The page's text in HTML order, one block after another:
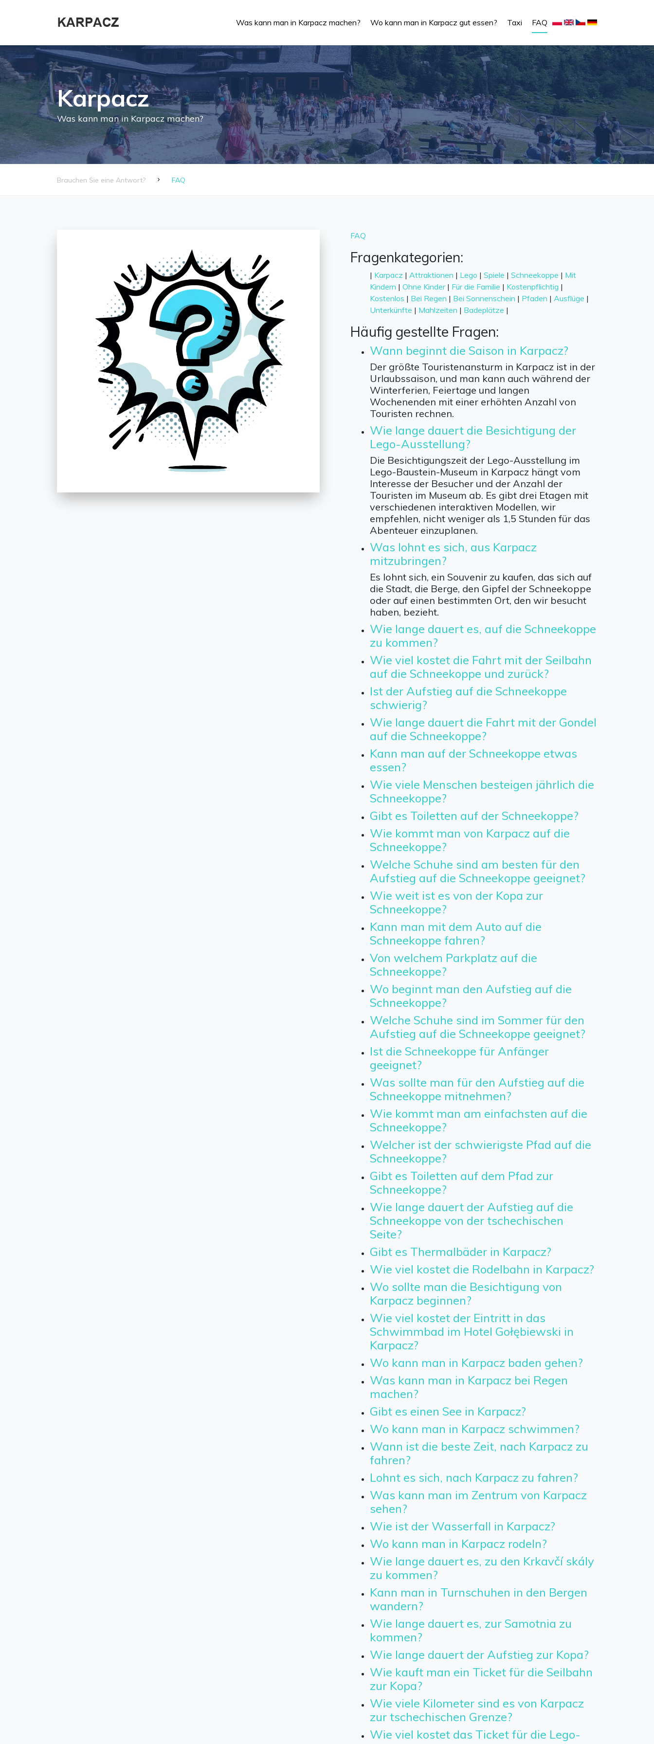
Was kann man in Karpacz machen? Wo kann man in Karpacz gut essen? Taxi FAQ
Karpacz
Was kann man in Karpacz machen?
Brauchen Sie eine Antwort? FAQ
FAQ
Fragenkategorien:
| Karpacz | Attraktionen | Lego | Spiele | Schneekoppe | Mit
Kindern | Ohne Kinder| Für die Familie | Kostenpflichtig |
Kostenlos | Bei Regen | Bei Sonnenschein | Pfaden | Ausflüge |
Unterkünfte | Mahlzeiten | Badeplätze |
Häufig gestellte Fragen:
Wann beginnt die Saison in Karpacz?
Der größte Touristenansturm in Karpacz ist in der
Urlaubssaison, und man kann auch während der
Winterferien, Feiertage und langen
Wochenenden mit einer erhöhten Anzahl von
Touristen rechnen.
Wie lange dauert die Besichtigung der
Lego-Ausstellung?
Die Besichtigungszeit der Lego-Ausstellung im
Lego-Baustein-Museum in Karpacz hängt vom
Interesse der Besucher und der Anzahl der
Touristen im Museum ab. Es gibt drei Etagen mit
verschiedenen interaktiven Modellen, wir
empfehlen, nicht weniger als 1,5 Stunden für das
Abenteuer einzuplanen.
Was lohnt es sich, aus Karpacz
mitzubringen?
Es lohnt sich, ein Souvenir zu kaufen, das sich auf
die Stadt, die Berge, den Gipfel der Schneekoppe
oder auf einen bestimmten Ort, den wir besucht
haben, bezieht.
Wie lange dauert es, auf die Schneekoppe
zu kommen?
Wie viel kostet die Fahrt mit der Seilbahn
auf die Schneekoppe und zurück?
Ist der Aufstieg auf die Schneekoppe
schwierig?
Wie lange dauert die Fahrt mit der Gondel
auf die Schneekoppe?
Kann man auf der Schneekoppe etwas
essen?
Wie viele Menschen besteigen jährlich die
Schneekoppe?
Gibt es Toiletten auf der Schneekoppe?
Wie kommt man von Karpacz auf die
Schneekoppe?
Welche Schuhe sind am besten für den
Aufstieg auf die Schneekoppe geeignet?
Wie weit ist es von der Kopa zur
Schneekoppe?
Kann man mit dem Auto auf die
Schneekoppe fahren?
Von welchem Parkplatz auf die
Schneekoppe?
Wo beginnt man den Aufstieg auf die
Schneekoppe?
Welche Schuhe sind im Sommer für den
Aufstieg auf die Schneekoppe geeignet?
Ist die Schneekoppe für Anfänger
geeignet?
Was sollte man für den Aufstieg auf die
Schneekoppe mitnehmen?
Wie kommt man am einfachsten auf die
Schneekoppe?
Welcher ist der schwierigste Pfad auf die
Schneekoppe?
Gibt es Toiletten auf dem Pfad zur
Schneekoppe?
Wie lange dauert der Aufstieg auf die
Schneekoppe von der tschechischen
Seite?
Gibt es Thermalbäder in Karpacz?
Wie viel kostet die Rodelbahn in Karpacz?
Wo sollte man die Besichtigung von
Karpacz beginnen?
Wie viel kostet der Eintritt in das
Schwimmbad im Hotel Gołębiewski in
Karpacz?
Wo kann man in Karpacz baden gehen?
Was kann man in Karpacz bei Regen
machen?
Gibt es einen See in Karpacz?
Wo kann man in Karpacz schwimmen?
Wann ist die beste Zeit, nach Karpacz zu
fahren?
Lohnt es sich, nach Karpacz zu fahren?
Was kann man im Zentrum von Karpacz
sehen?
Wie ist der Wasserfall in Karpacz?
Wo kann man in Karpacz rodeln?
Wie lange dauert es, zu den Krkavčí skály
zu kommen?
Kann man in Turnschuhen in den Bergen
wandern?
Wie lange dauert es, zur Samotnia zu
kommen?
Wie lange dauert der Aufstieg zur Kopa?
Wie kauft man ein Ticket für die Seilbahn
zur Kopa?
Wie viele Kilometer sind es von Karpacz
zur tschechischen Grenze?
Wie viel kostet das Ticket für die Lego-